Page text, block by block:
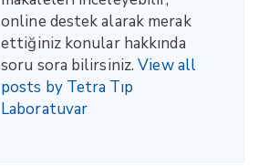
online destek alarak merak
ettiğiniz konular hakkında
soru sora bilirsiniz.View all
posts by Tetra Tıp
Laboratuvar